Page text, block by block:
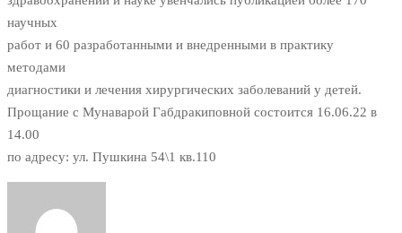
научных
работ и 60 разработанными и внедренными в практику
методами
диагностики и лечения хирургических заболеваний у детей.
Прощание с Мунаварой Габдракиповной состоится 16.06.22 в
14.00
по адресу: ул. Пушкина 54\1 кв.110